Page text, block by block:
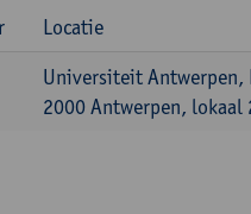
Locatie
Universiteit Antwerpen,
2000 Antwerpen,